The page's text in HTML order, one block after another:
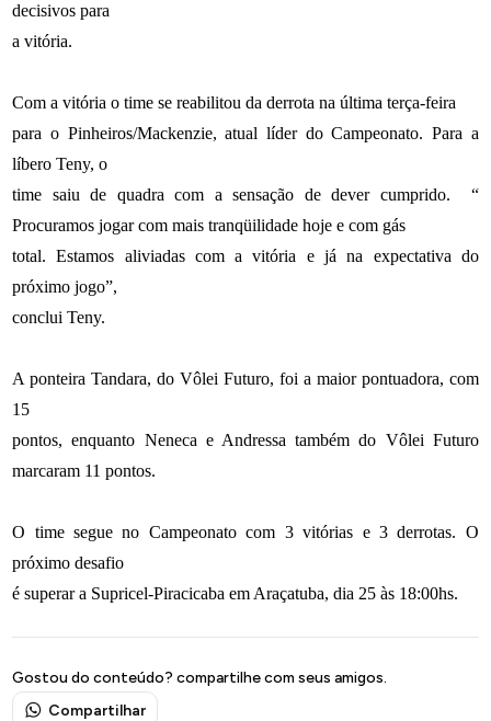
decisivos para
a vitória.
Com a vitória o time se reabilitou da derrota na última terça-feira
para o Pinheiros/Mackenzie, atual líder do Campeonato. Para a
líbero Teny, o
time saiu de quadra com a sensação de dever cumprido.
“
Procuramos jogar com mais tranqüilidade hoje e com gás
total. Estamos aliviadas com a vitória e já na expectativa do
próximo jogo”,
conclui Teny.
A ponteira Tandara, do Vôlei Futuro, foi a maior pontuadora, com
15
pontos, enquanto Neneca e Andressa também do Vôlei Futuro
marcaram 11 pontos.
O time segue no Campeonato com 3 vitórias e 3 derrotas. O
próximo desafio
é superar a Supricel-Piracicaba em Araçatuba, dia 25 às 18:00hs.
Gostou do conteúdo? compartilhe com seus amigos.
Compartilhar